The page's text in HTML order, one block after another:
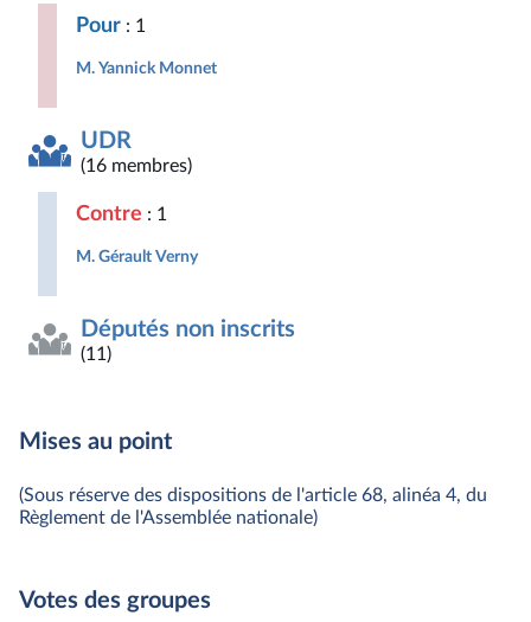
Pour : 1
M. Yannick Monnet
UDR
(16 membres)
Contre : 1
M. Gérault Verny
Députés non inscrits
(11)
Mises au point
(Sous réserve des dispositions de l'article 68, alinéa 4, du
Règlement de l'Assemblée nationale)
Votes des groupes